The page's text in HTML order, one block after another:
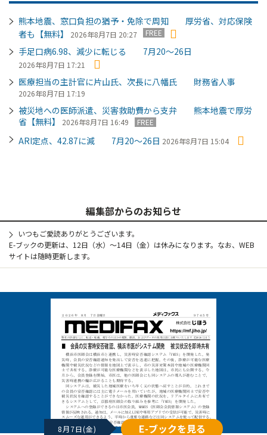
熊本地震、窓口負担の猶予・免除で周知 厚労省、対応保険
者も【無料】
2026年8月7日 20:27 FREE
手足口病6.98、減少に転じる 7月20～26日
2026年8月7日 17:21
医療担当の主計官に片山氏、次長に八幡氏 財務省人事
2026年8月7日 17:19
被災地への医師派遣、災害救助費から支弁 熊本地震で厚労
省【無料】
2026年8月7日 16:49 FREE
ARI定点、42.87に減 7月20～26日 2026年8月7日 15:04
編集部からのお知らせ
いつもご愛読ありがとうございます。
E-ブックの更新は、12日（水）～14日（金）は休みになります。なお、WEB
サイトは随時更新します。
8月7日(金) E-ブックを見る